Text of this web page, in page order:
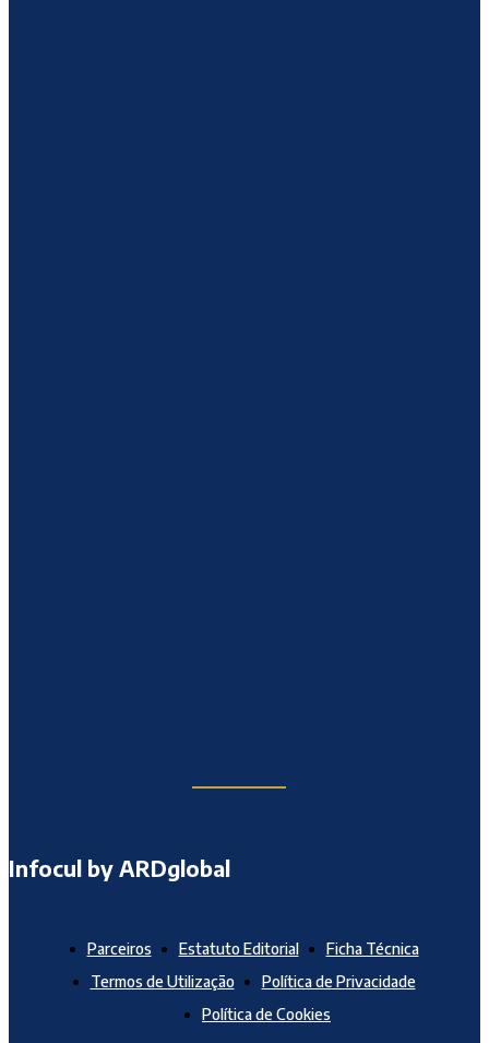
Infocul by ARDglobal
Parceiros Estatuto Editorial
Ficha Técnica
Termos de Utilização
Política de Privacidade
Política de Cookies